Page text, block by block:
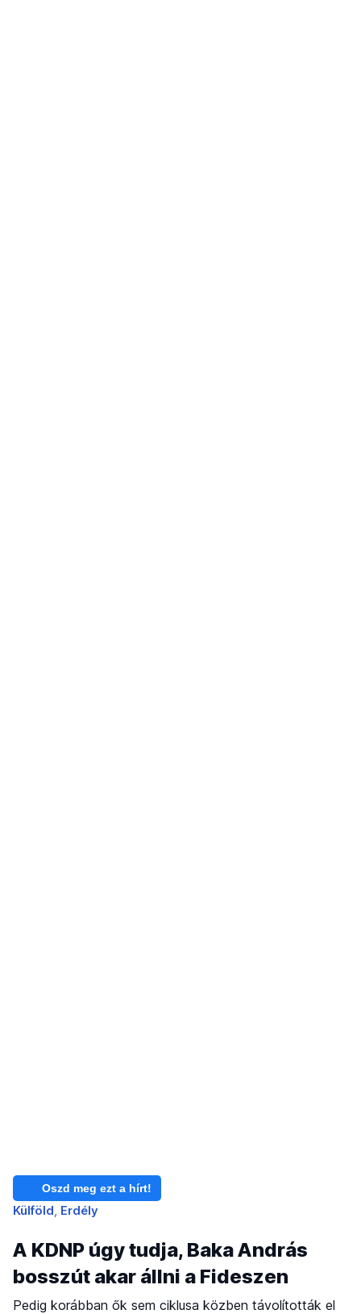
Oszd meg ezt a hírt!
Külföld Erdély
A KDNP úgy tudja, Baka András
bosszút akar állni a Fideszen
Pedig korábban ők sem ciklusa közben távolították el